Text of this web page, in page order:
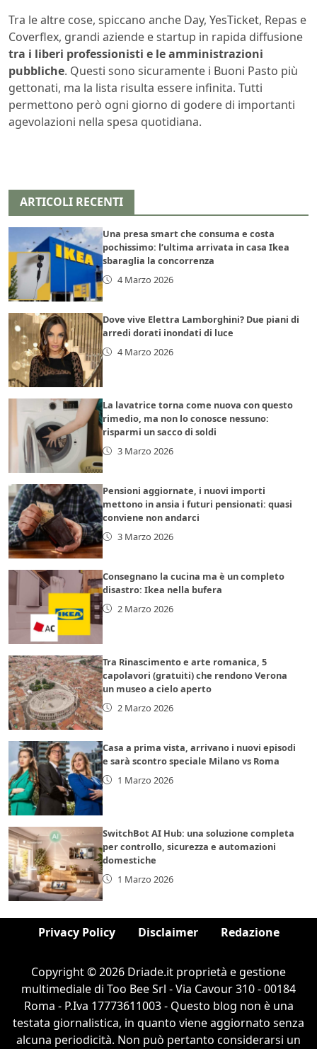
Tra le altre cose, spiccano anche Day, YesTicket, Repas e
Coverflex, grandi aziende e startup in rapida diffusione
tra i liberi professionisti e le amministrazioni
pubbliche. Questi sono sicuramente i Buoni Pasto più
gettonati, ma la lista risulta essere infinita. Tutti
permettono però ogni giorno di godere di importanti
agevolazioni nella spesa quotidiana.
ARTICOLI RECENTI
Una presa smart che consuma e costa
pochissimo: l’ultima arrivata in casa Ikea
sbaraglia la concorrenza
4 Marzo 2026
Dove vive Elettra Lamborghini? Due piani di
arredi dorati inondati di luce
4 Marzo 2026
La lavatrice torna come nuova con questo
rimedio, ma non lo conosce nessuno:
risparmi un sacco di soldi
3 Marzo 2026
Pensioni aggiornate, i nuovi importi
mettono in ansia i futuri pensionati: quasi
conviene non andarci
3 Marzo 2026
Consegnano la cucina ma è un completo
disastro: Ikea nella bufera
2 Marzo 2026
Tra Rinascimento e arte romanica, 5
capolavori (gratuiti) che rendono Verona
un museo a cielo aperto
2 Marzo 2026
Casa a prima vista, arrivano i nuovi episodi
e sarà scontro speciale Milano vs Roma
1 Marzo 2026
SwitchBot AI Hub: una soluzione completa
per controllo, sicurezza e automazioni
domestiche
1 Marzo 2026
Privacy Policy Disclaimer Redazione
Copyright © 2026 Driade.it proprietà e gestione
multimediale di Too Bee Srl - Via Cavour 310 - 00184
Roma - P.Iva 17773611003 - Questo blog non è una
testata giornalistica, in quanto viene aggiornato senza
alcuna periodicità. Non può pertanto considerarsi un